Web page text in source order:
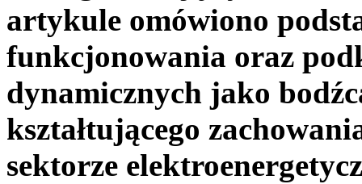
artykule omówiono
funkcjonowania oraz
dynamicznych jako
kształtującego
sektorze